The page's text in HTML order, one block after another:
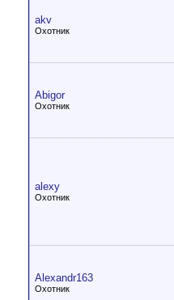
akv
Охотник
Abigor
Охотник
alexy
Охотник
Alexandr163
Охотник